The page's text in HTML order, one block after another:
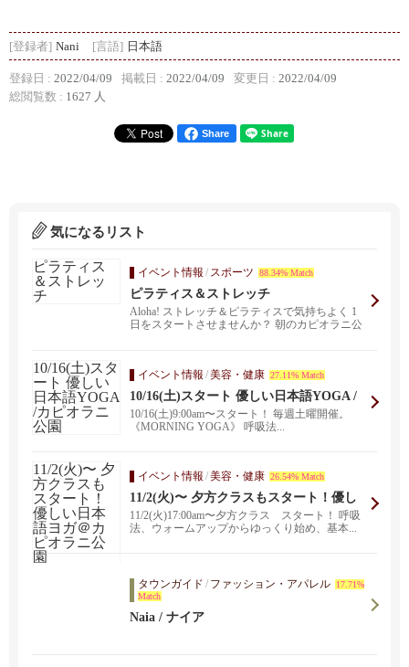
[登録者] Nani [言語] 日本語
登録日 : 2022/04/09 掲載日 : 2022/04/09 変更日 : 2022/04/09
総閲覧数 : 1627 人
Share
気になるリスト
イベント情報 / スポーツ 88.34% Match
ピラティス＆ストレッチ
Aloha! ストレッチ＆ピラティスで気持ちよく 1
日をスタートさせませんか？ 朝のカピオラニ公
イベント情報 /美容・健康 27.11% Match
10/16(土)スタート 優しい日本語YOGA /
カピオラニ公園
10/16(土)9:00am〜スタート！ 毎週土曜開催。
《MORNING YOGA》 呼吸法...
イベント情報 /美容・健康 26.54% Match
11/2(火)〜 夕方クラスもスタート！優し
い日本語ヨガ＠カピオラニ公園
11/2(火)17:00am〜夕方クラス スタート！ 呼吸
法、ウォームアップからゆっくり始め、基本...
タウンガイド / ファッション・アパレル
17.71%
Match
Naia / ナイア